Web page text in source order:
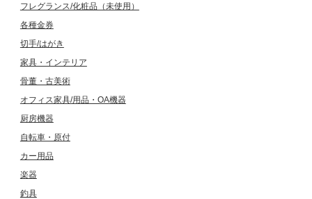
フレグランス/化粧品（未使用）
各種金券
切手/はがき
家具・インテリア
骨董・古美術
オフィス家具/用品・OA機器
厨房機器
自転車・原付
カー用品
楽器
釣具